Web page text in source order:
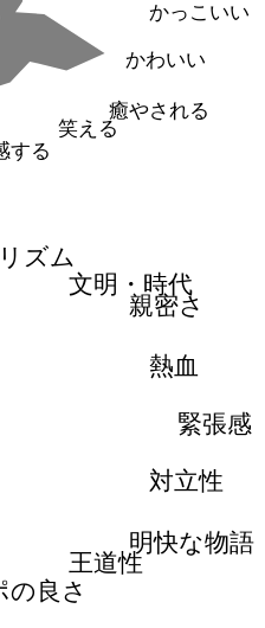
かっこいい
かわいい
癒やされる
笑える
する
ズム
文明・時代
親密さ
熱血
緊張感
対立性
明快な物語
王道性
の良さ